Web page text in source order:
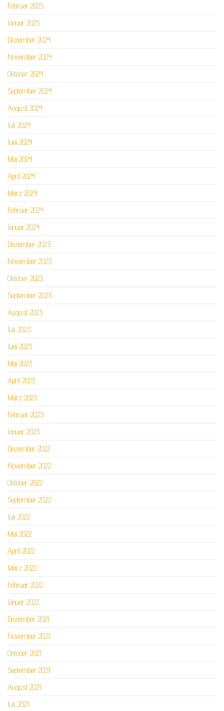
Februar 2025
Januar 2025
Dezember 2024
November 2024
Oktober 2024
September 2024
August 2024
Juli 2024
Juni 2024
Mai 2024
April 2024
März 2024
Februar 2024
Januar 2024
Dezember 2023
November 2023
Oktober 2023
September 2023
August 2023
Juli 2023
Juni 2023
Mai 2023
April 2023
März 2023
Februar 2023
Januar 2023
Dezember 2022
November 2022
Oktober 2022
September 2022
Juli 2022
Mai 2022
April 2022
März 2022
Februar 2022
Januar 2022
Dezember 2021
November 2021
Oktober 2021
September 2021
August 2021
Juli 2021